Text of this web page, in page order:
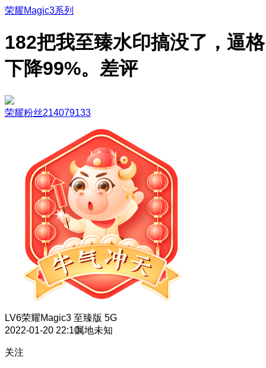
荣耀Magic3系列
182把我至臻水印搞没了，逼格
下降99%。差评
荣耀粉丝214079133
LV6荣耀Magic3 至臻版 5G
2022-01-20 22:10属地未知
关注